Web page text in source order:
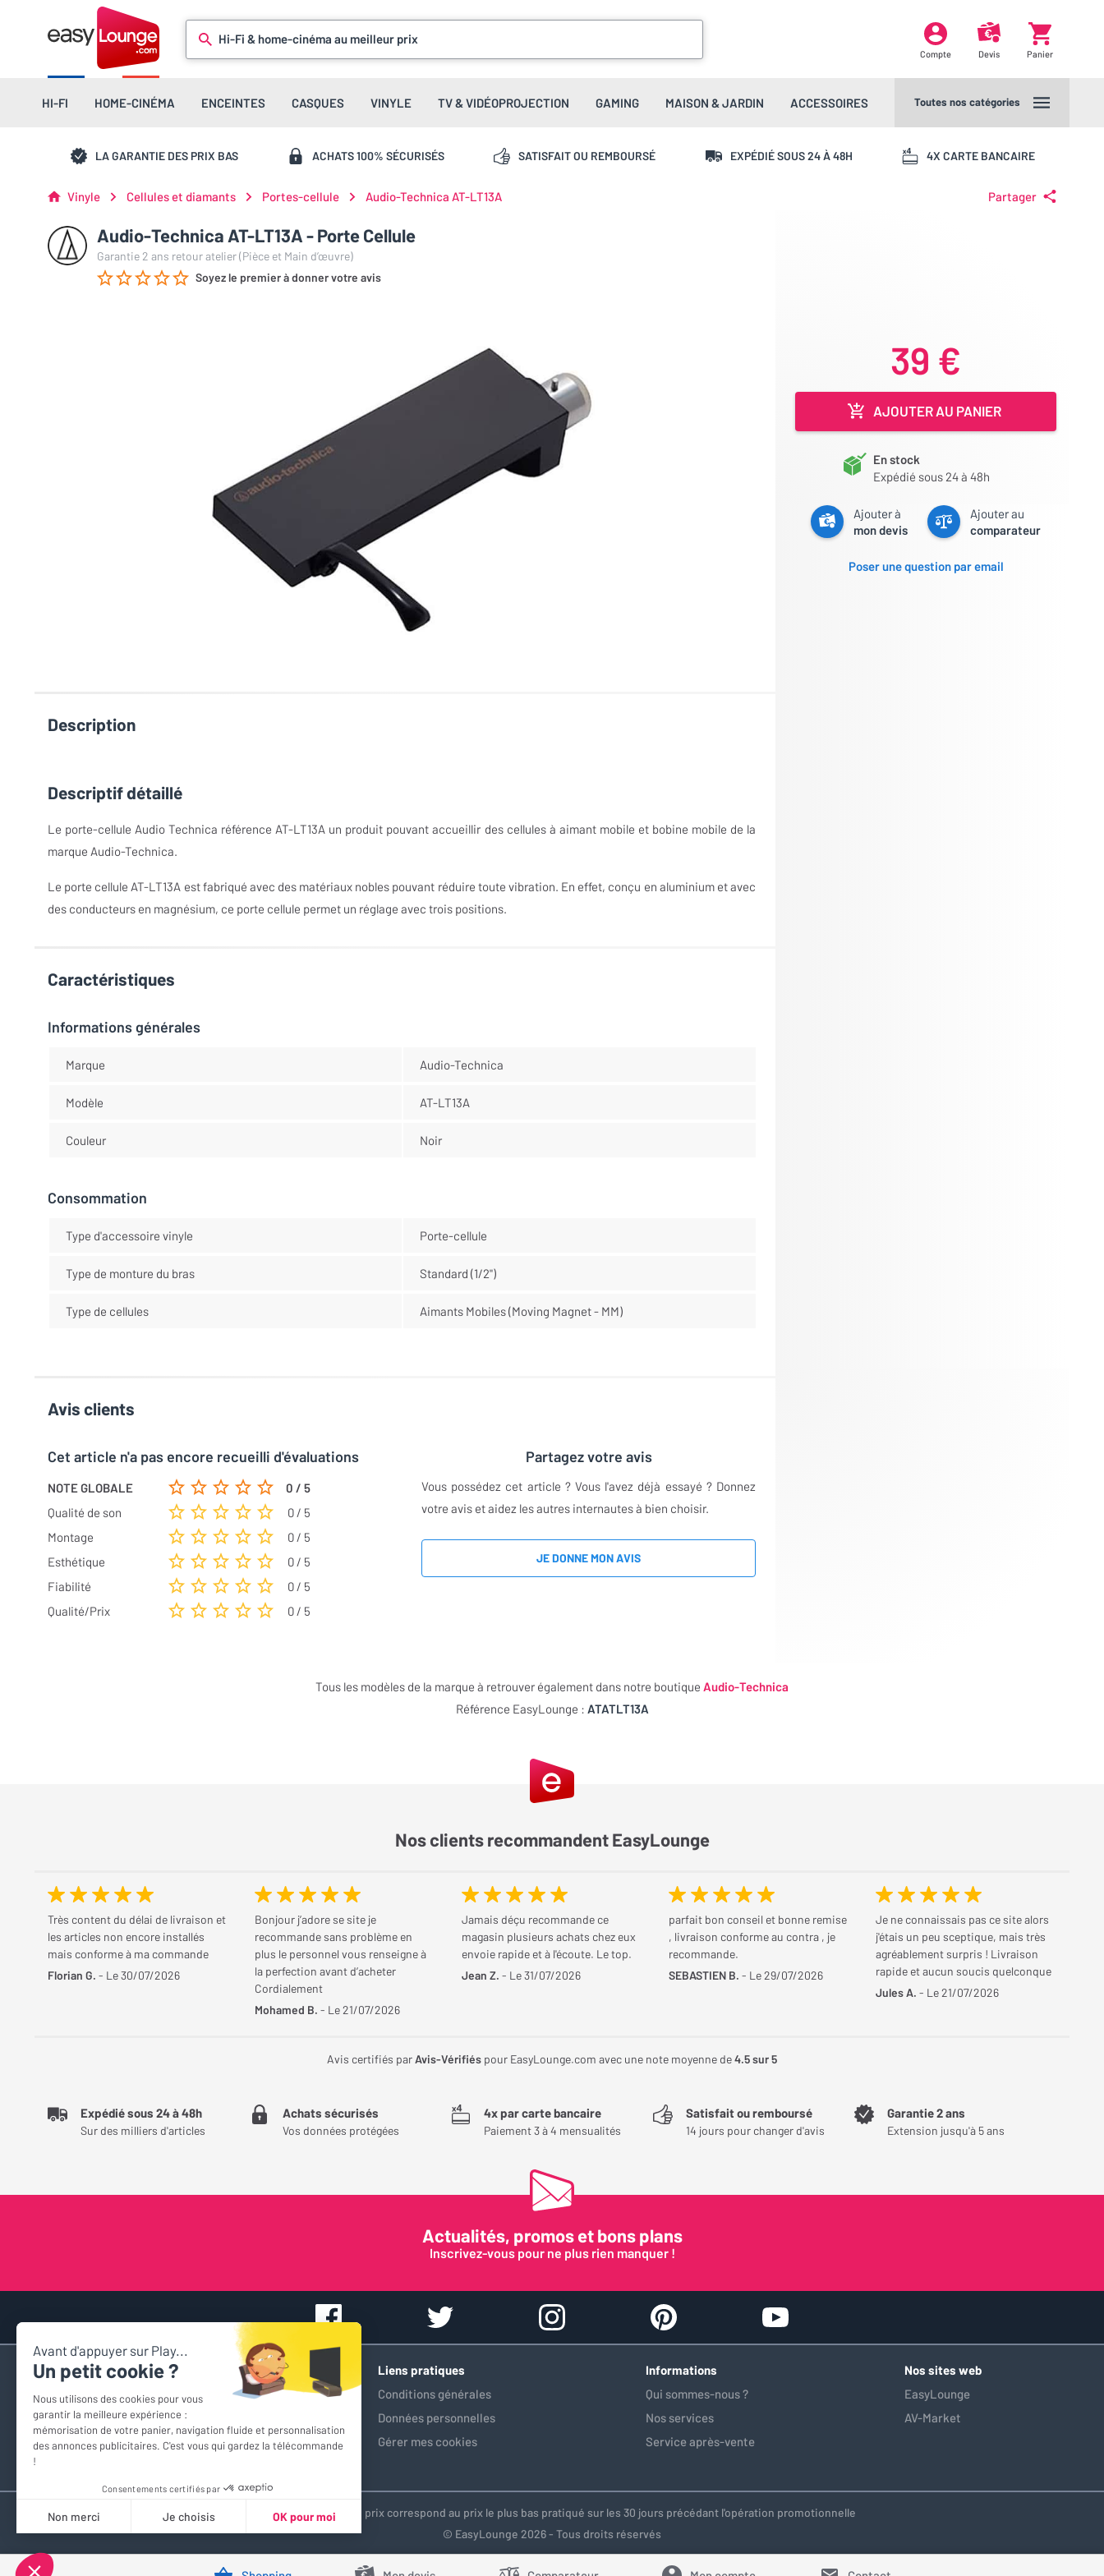
Hi-Fi & home-cinéma au meilleur prix
Compte Devis Panier
HI-FI HOME-CINÉMA ENCEINTES CASQUES VINYLE TV & VIDÉOPROJECTION GAMING MAISON & JARDIN ACCESSOIRES Toutes nos catégories
LA GARANTIE DES PRIX BAS ACHATS 100% SÉCURISÉS SATISFAIT OU REMBOURSÉ EXPÉDIÉ SOUS 24 À 48H 4X CARTE BANCAIRE
Vinyle Cellules et diamants Portes-cellule Audio-Technica AT-LT13A Partager
Audio-Technica AT-LT13A - Porte Cellule
Garantie 2 ans retour atelier (Pièce et Main d’œuvre)
Soyez le premier à donner votre avis
39 €
AJOUTER AU PANIER
En stock
Expédié sous 24 à 48h
Ajouter à
mon devis
Ajouter au
comparateur
Poser une question par email
Description
Descriptif détaillé
Le porte-cellule Audio Technica référence AT-LT13A un produit pouvant accueillir des cellules à aimant mobile et bobine mobile de la
marque Audio-Technica.
Le porte cellule AT-LT13A est fabriqué avec des matériaux nobles pouvant réduire toute vibration. En effet, conçu en aluminium et avec
des conducteurs en magnésium, ce porte cellule permet un réglage avec trois positions.
Caractéristiques
Informations générales
Marque Audio-Technica
Modèle AT-LT13A
Couleur Noir
Consommation
Type d'accessoire vinyle Porte-cellule
Type de monture du bras Standard (1/2")
Type de cellules Aimants Mobiles (Moving Magnet - MM)
Avis clients
Cet article n'a pas encore recueilli d'évaluations
NOTE GLOBALE
0 / 5
Qualité de son
0 / 5
Montage
0 / 5
Esthétique
0 / 5
Fiabilité
0 / 5
Qualité/Prix
0 / 5
Partagez votre avis
Vous possédez cet article ? Vous l'avez déjà essayé ? Donnez
votre avis et aidez les autres internautes à bien choisir.
JE DONNE MON AVIS
Tous les modèles de la marque à retrouver également dans notre boutique Audio-Technica
Référence EasyLounge : ATATLT13A
Nos clients recommandent EasyLounge
Très content du délai de livraison et
les articles non encore installés
mais conforme à ma commande
Florian G. - Le 30/07/2026
Bonjour j’adore se site je
recommande sans problème en
plus le personnel vous renseigne à
la perfection avant d’acheter
Cordialement
Mohamed B. - Le 21/07/2026
Jamais déçu recommande ce
magasin plusieurs achats chez eux
envoie rapide et à l'écoute. Le top.
Jean Z. - Le 31/07/2026
parfait bon conseil et bonne remise
, livraison conforme au contra , je
recommande.
SEBASTIEN B. - Le 29/07/2026
Je ne connaissais pas ce site alors
j'étais un peu sceptique, mais très
agréablement surpris ! Livraison
rapide et aucun soucis quelconque
Jules A. - Le 21/07/2026
Avis certifiés parAvis-Vérifiés pour EasyLounge.com avec une note moyenne de4.5sur 5
Expédié sous 24 à 48h
Sur des milliers d'articles
Achats sécurisés
Vos données protégées
4x par carte bancaire
Paiement 3 à 4 mensualités
Satisfait ou remboursé
14 jours pour changer d'avis
Garantie 2 ans
Extension jusqu'à 5 ans
Actualités, promos et bons plans
Inscrivez-vous pour ne plus rien manquer !
Accès rapide
Nous contacter
Espace personnel
Devis personnalisés
Liens pratiques
Conditions générales
Données personnelles
Gérer mes cookies
Informations
Qui sommes-nous ?
Nos services
Service après-vente
Nos sites web
EasyLounge
AV-Market
*Prix de référence : ce prix correspond au prix le plus bas pratiqué sur les 30 jours précédant l'opération promotionnelle
© EasyLounge 2026 - Tous droits réservés